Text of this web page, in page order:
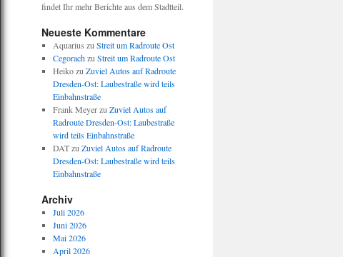
findet Ihr mehr Berichte aus dem Stadtteil.
Neueste Kommentare
Aquarius zu Streit um Radroute Ost
Cegorachzu Streit um Radroute Ost
Heikozu Zuviel Autos auf Radroute
Dresden-Ost: Laubestraße wird teils
Einbahnstraße
Frank Meyerzu Zuviel Autos auf
Radroute Dresden-Ost: Laubestraße
wird teils Einbahnstraße
DATzu Zuviel Autos auf Radroute
Dresden-Ost: Laubestraße wird teils
Einbahnstraße
Archiv
Juli 2026
Juni 2026
Mai 2026
April 2026